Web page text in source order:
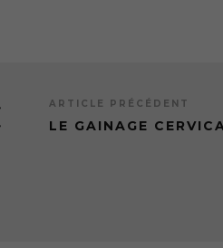
ARTICLE PRÉCÉDENT
LE GAINAGE